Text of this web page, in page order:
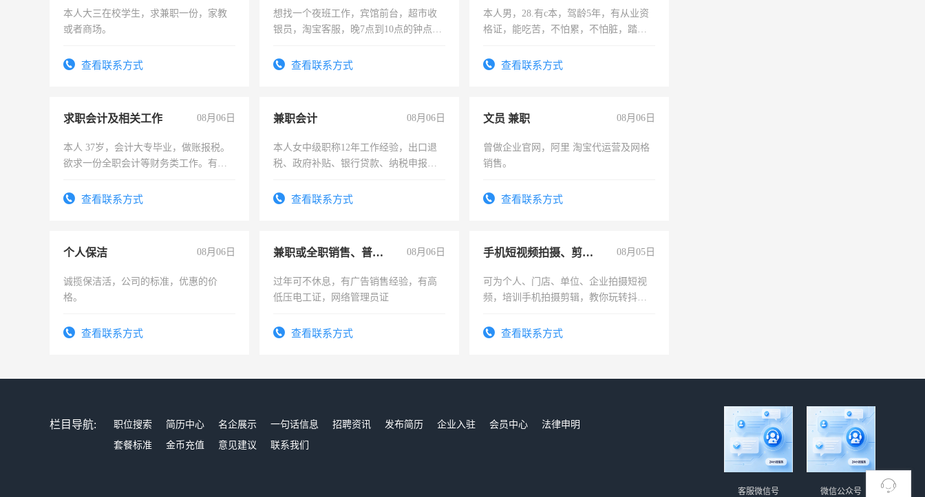
本人大三在校学生，求兼职一份，家教
或者商场。
查看联系方式
想找一个夜班工作，宾馆前台，超市收
银员，淘宝客服，晚7点到10点的钟点
号同微信查看联系方式
本人男，28.有c本，驾龄5年，有从业资
格证，能吃苦，不怕累，不怕脏，踏
查看联系方式
求职会计及相关工作 08月06日
本人 37岁，会计大专毕业，做账报税。
欲求一份全职会计等财务类工作。有会
查看联系方式
兼职会计 08月06日
本人女中级职称12年工作经验，出口退
税、政府补贴、银行贷款、纳税申报、
务，财务咨询等业务。欲求兼职会计工
查看联系方式
文员 兼职 08月06日
曾做企业官网，阿里 淘宝代运营及网格
销售。
查看联系方式
个人保洁 08月06日
诚揽保洁活，公司的标准，优惠的价
格。
查看联系方式
兼职或全职销售、普工、维修 08月06日
过年可不休息，有广告销售经验，有高
低压电工证，网络管理员证
查看联系方式
手机短视频拍摄、剪辑、抖音快手 08月05日
可为个人、门店、单位、企业拍摄短视
频，培训手机拍摄剪辑，教你玩转抖音
频，培训手机拍摄剪辑，教你玩转抖
查看联系方式
栏目导航: 职位搜索 简历中心 名企展示 一句话信息 招聘资讯 发布简历 企业入驻 会员中心
法律申明
套餐标准
金币充值 意见建议 联系我们
微信公众号
客服微信号